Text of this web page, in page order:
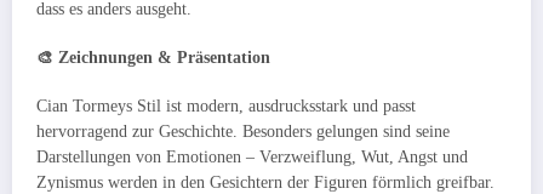
dass es anders ausgeht.
🎨 Zeichnungen & Präsentation
Cian Tormeys Stil ist modern, ausdrucksstark und passt
hervorragend zur Geschichte. Besonders gelungen sind seine
Darstellungen von Emotionen – Verzweiflung, Wut, Angst und
Zynismus werden in den Gesichtern der Figuren förmlich greifbar.